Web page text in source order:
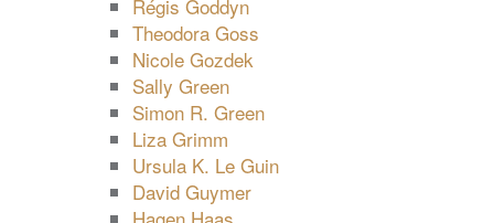
Régis Goddyn
Theodora Goss
Nicole Gozdek
Sally Green
Simon R. Green
Liza Grimm
Ursula K. Le Guin
David Guymer